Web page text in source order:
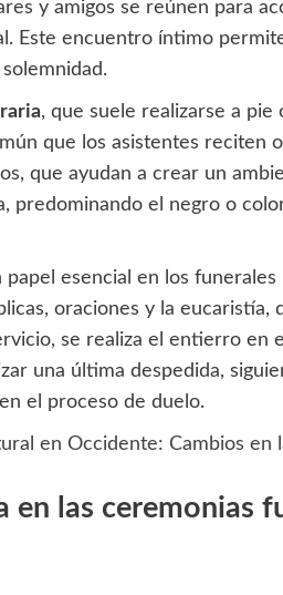
y amigos se reúnen para
Este encuentro íntimo
, que suele realizarse a pie
que los asistentes reciten
que ayudan a crear un
predominando el negro o
esencial en los
oraciones y la eucaristía,
se realiza el entierro en
una última despedida,
el proceso de duelo.
en Occidente: Cambios en
en las ceremonias